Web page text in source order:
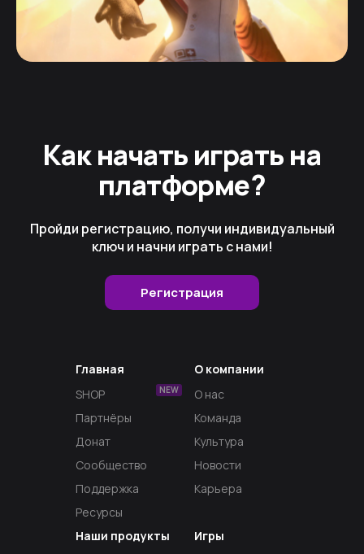
Как начать играть на
платформе?
Пройди регистрацию, получи индивидуальный
ключ и начни играть с нами!
Регистрация
Главная
SHOP
NEW
Партнёры
Донат
Сообщество
Поддержка
Ресурсы
Наши продукты
Игры
О компании
О нас
Команда
Культура
Новости
Карьера